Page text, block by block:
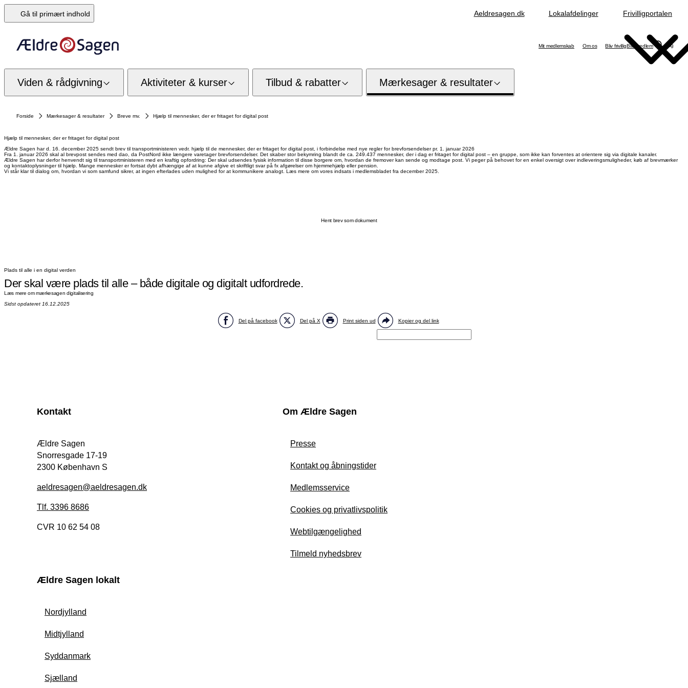
Gå til primært indhold Aeldresagen.dk Lokalafdelinger Frivilligportalen
Mit medlemskab Om os Bliv frivilligBliv medlem Søg
Viden & rådgivning Aktiviteter & kurser Tilbud & rabatter Mærkesager & resultater
Forside Mærkesager & resultater Breve mv. Hjælp til mennesker, der er fritaget for digital post
Hjælp til mennesker, der er fritaget for digital post
Ældre Sagen har d. 16. december 2025 sendt brev til transportministeren vedr. hjælp til de mennesker, der er fritaget for digital post, i forbindelse med nye regler for brevforsendelser pr. 1. januar 2026
Fra 1. januar 2026 skal al brevpost sendes med dao, da PostNord ikke længere varetager brevforsendelser. Det skaber stor bekymring blandt de ca. 249.437 mennesker, der i dag er fritaget for digital post – en gruppe, som ikke kan forventes at orientere sig via digitale kanaler.
Ældre Sagen har derfor henvendt sig til transportministeren med en kraftig opfordring: Der skal udsendes fysisk information til disse borgere om, hvordan de fremover kan sende og modtage post. Vi peger på behovet for en enkel oversigt over indleveringsmuligheder, køb af brevmærker
og kontaktoplysninger til hjælp. Mange mennesker er fortsat dybt afhængige af at kunne afgive et skriftligt svar på fx afgørelser om hjemmehjælp eller pension.
Vi står klar til dialog om, hvordan vi som samfund sikrer, at ingen efterlades uden mulighed for at kommunikere analogt. Læs mere om vores indsats i medlemsbladet fra december 2025.
Hent brev som dokument
Plads til alle i en digital verden
Der skal være plads til alle – både digitale og digitalt udfordrede.
Læs mere om mærkesagen digitalisering
Sidst opdateret 16.12.2025
Del på facebook Del på X Print siden ud Kopier og del link
Kontakt
Ældre Sagen
Snorresgade 17-19
2300 København S
aeldresagen@aeldresagen.dk
Tlf. 3396 8686
CVR 10 62 54 08
Om Ældre Sagen
Presse
Kontakt og åbningstider
Medlemsservice
Cookies og privatlivspolitik
Webtilgængelighed
Tilmeld nyhedsbrev
Ældre Sagen lokalt
Nordjylland
Midtjylland
Syddanmark
Sjælland